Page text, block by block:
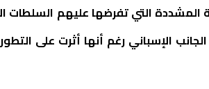
المشددة التي تفرضها عليهم السلطات
الإسباني رغم أنها أثرت على